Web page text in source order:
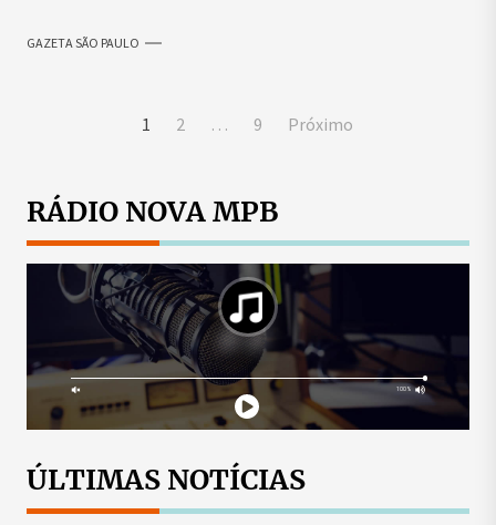
GAZETA SÃO PAULO
Paginação
posts
1 2 … 9 Próximo
RÁDIO NOVA MPB
ÚLTIMAS NOTÍCIAS